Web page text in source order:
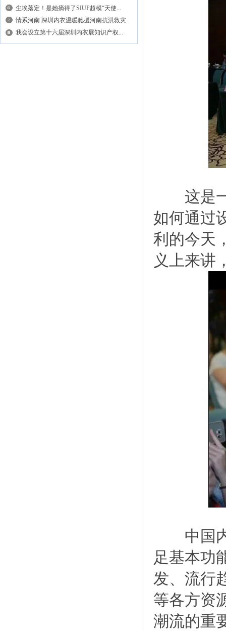
尘埃落定！是她摘得了SIUF超模“天使...
情系河南 深圳内衣温暖驰援河南抗洪救灾
我会设立第十六届深圳内衣展知识产权...
这是一
如何通过
利的今天
义上来讲
中国内
足基本功
发、流行
等各方资
潮流的重